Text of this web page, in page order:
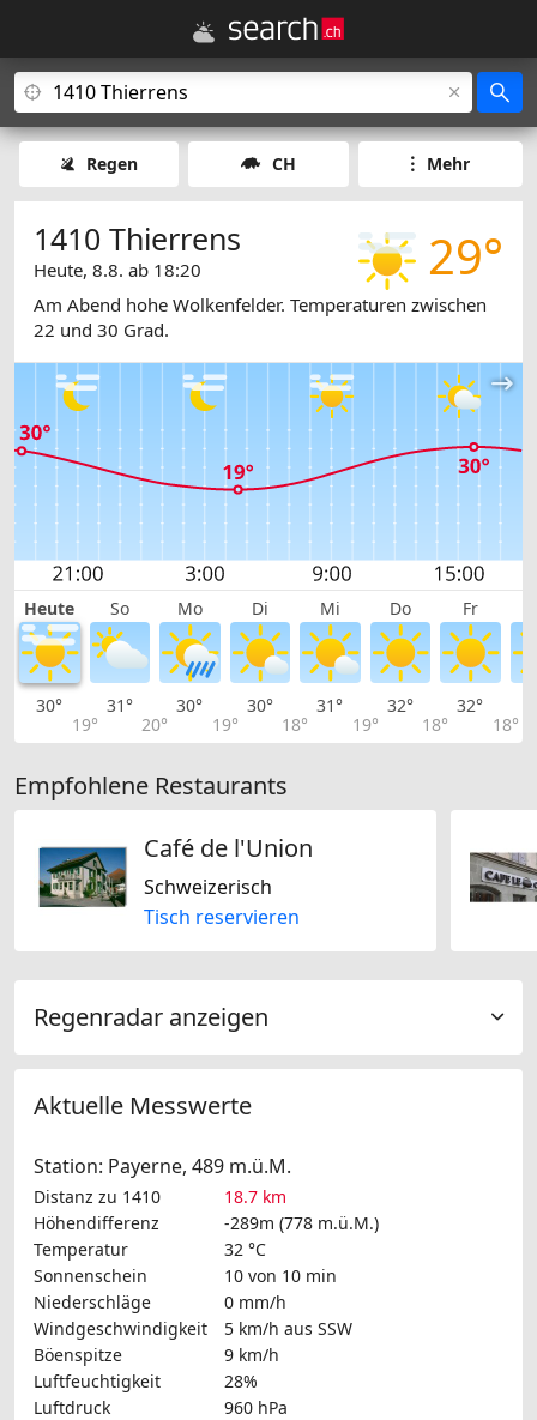
Regen CH Mehr
29°
1410 Thierrens
Heute, 8.8. ab 18:20
Am Abend hohe Wolkenfelder. Temperaturen zwischen
22 und 30 Grad.
Heute So Mo Di Mi Do Fr
30°
19°
31°
20°
30°
19°
30°
18°
31°
19°
32°
18°
32°
18°
Empfohlene Restaurants
Café de l'Union
Schweizerisch
Tisch reservieren
Regenradar anzeigen
Aktuelle Messwerte
Station: Payerne, 489 m.ü.M.
Distanz zu 1410
18.7 km
Höhendifferenz
-289m (778 m.ü.M.)
Temperatur
32 °C
Sonnenschein
10 von 10 min
Niederschläge
0 mm/h
Windgeschwindigkeit
5 km/h aus SSW
Böenspitze
9 km/h
Luftfeuchtigkeit
28%
Luftdruck
960 hPa